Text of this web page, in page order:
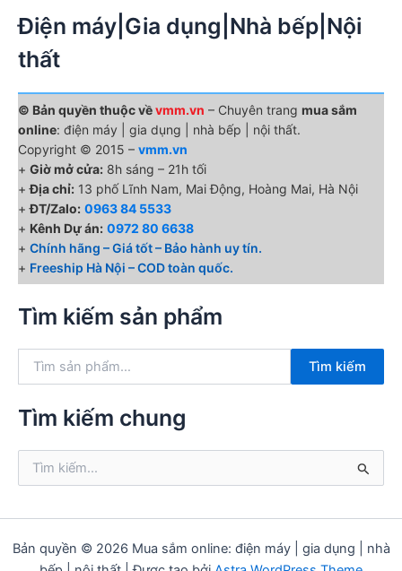
Điện máy|Gia dụng|Nhà bếp|Nội
thất
© Bản quyền thuộc vềvmm.vn – Chuyên trang mua sắm
online: điện máy | gia dụng | nhà bếp | nội thất.
Copyright © 2015 – vmm.vn
+ Giờ mở cửa: 8h sáng – 21h tối
+Địa chỉ: 13 phố Lĩnh Nam, Mai Động, Hoàng Mai, Hà Nội
+ĐT/Zalo: 0963 84 5533
+ Kênh Dự án: 0972 80 6638
+ Chính hãng – Giá tốt – Bảo hành uy tín.
+ Freeship Hà Nội – COD toàn quốc.
Tìm kiếm sản phẩm
k
:
Tìm kiếm
Tìm kiếm chung
ế
Bản quyền © 2026 Mua sắm online: điện máy | gia dụng | nhà